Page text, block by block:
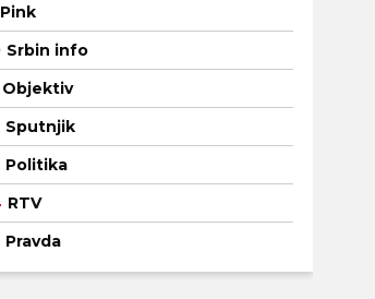
Pink
Srbin info
Objektiv
Sputnjik
Politika
RTV
Pravda